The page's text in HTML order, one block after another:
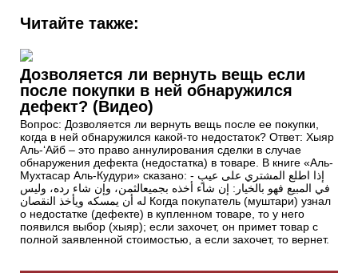
Читайте также:
Дозволяется ли вернуть вещь если
после покупки в ней обнаружился
дефект? (Видео)
Вопрос: Дозволяется ли вернуть вещь после ее покупки,
когда в ней обнаружился какой-то недостаток? Ответ: Хыяр
Аль-‘Айб – это право аннулирования сделки в случае
обнаружения дефекта (недостатка) в товаре. В книге «Аль-
Мухтасар Аль-Кудури» сказано: - إذا اطلع المشتري على عيبٍ
في المبيع فهو بالخيار: إن شاء أخذه بجميعالثمن، وإن شاء رده، وليس
له أن يمسكه ويأخذ النقصان Когда покупатель (муштари) узнал
о недостатке (дефекте) в купленном товаре, то у него
появился выбор (хыяр); если захочет, он примет товар с
полной заявленной стоимостью, а если захочет, то вернет.